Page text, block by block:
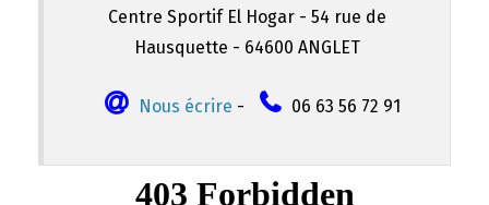
Centre Sportif El Hogar - 54 rue de
Hausquette - 64600 ANGLET
Nous écrire - 06 63 56 72 91